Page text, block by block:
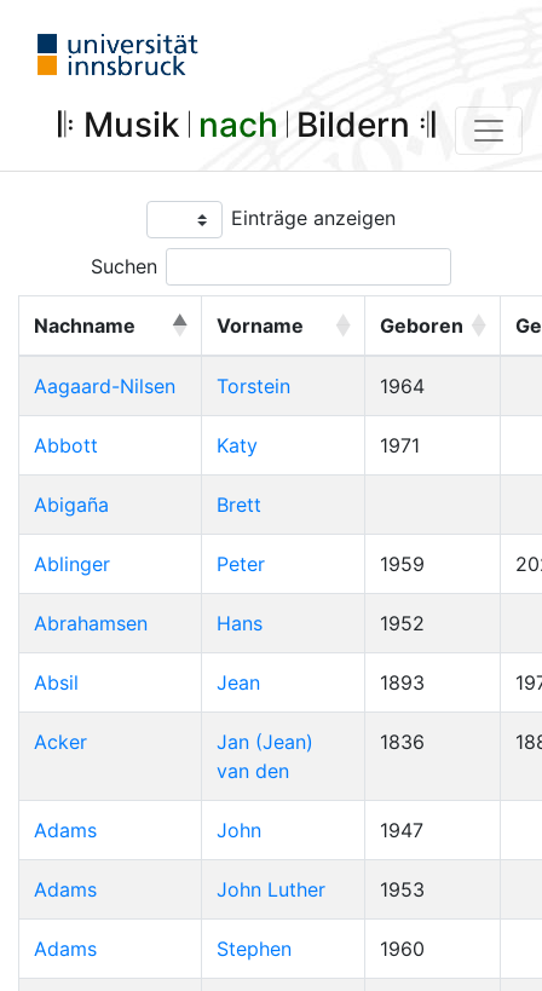
𝄆 Musik 𝄀 nach 𝄀 Bildern 𝄇
Einträge anzeigen
Suchen
Nachname Vorname Geboren
Aagaard-Nilsen Torstein 1964
Abbott Katy 1971
Abigaña Brett
Ablinger Peter 1959
Abrahamsen Hans 1952
Absil Jean 1893
Acker
Jan (Jean)
van den
1836
Adams John 1947
Adams John Luther 1953
Adams Stephen 1960